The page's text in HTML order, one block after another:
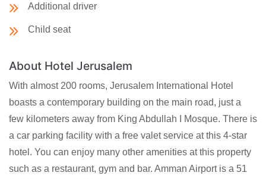
Additional driver
Child seat
About Hotel Jerusalem
With almost 200 rooms, Jerusalem International Hotel
boasts a contemporary building on the main road, just a
few kilometers away from King Abdullah I Mosque. There is
a car parking facility with a free valet service at this 4-star
hotel. You can enjoy many other amenities at this property
such as a restaurant, gym and bar. Amman Airport is a 51